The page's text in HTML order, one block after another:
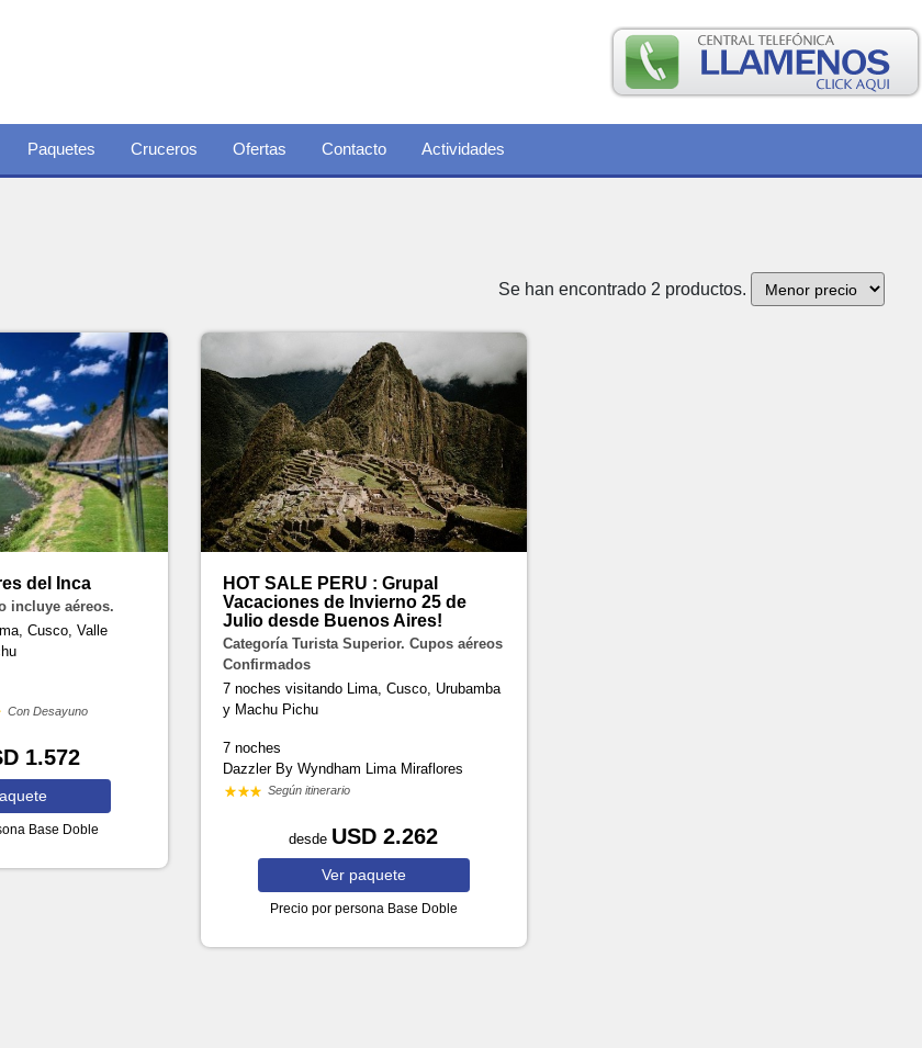
Paquetes Cruceros Ofertas Contacto Actividades
Se han encontrado 2 productos.
del Inca
incluye aéreos.
Cusco, Valle
Con Desayuno
1.572
Base Doble
HOT SALE PERU : Grupal
Vacaciones de Invierno 25 de
Julio desde Buenos Aires!
Categoría Turista Superior. Cupos aéreos
Confirmados
7 noches visitando Lima, Cusco, Urubamba
y Machu Pichu
7 noches
Dazzler By Wyndham Lima Miraflores
Según itinerario
desde USD 2.262
Ver paquete
Precio por persona Base Doble